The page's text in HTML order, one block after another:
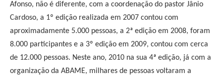
Afonso, não é diferente, com a coordenação do pastor Jânio
Cardoso, a 1º edição realizada em 2007 contou com
aproximadamente 5.000 pessoas, a 2ª edição em 2008, foram
8.000 participantes e a 3º edição em 2009, contou com cerca
de 12.000 pessoas. Neste ano, 2010 na sua 4ª edição, já com a
organização da ABAME, milhares de pessoas voltaram a